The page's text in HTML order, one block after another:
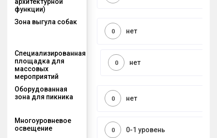
функции)
Зона выгула собак
нет
0
Специализированная
площадка для
массовых
мероприятий
нет
0
Оборудованная
зона для пикника
нет
0
Многоуровневое
освещение
0-1 уровень
0